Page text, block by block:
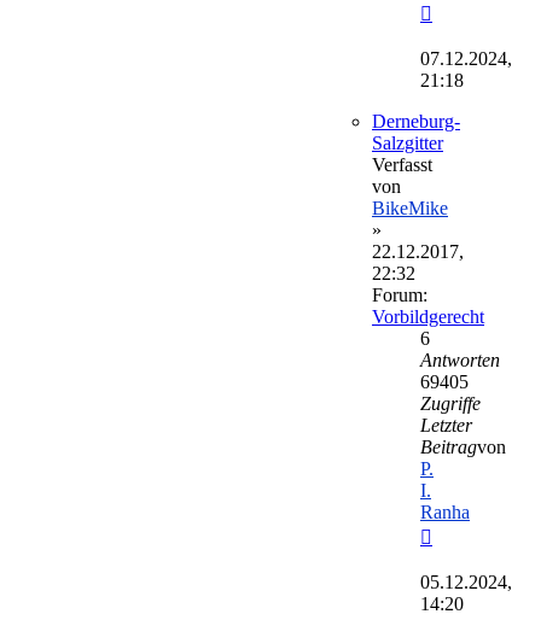
Beitrag
07.12.2024,
21:18
Derneburg-
Salzgitter
Verfasst
von
BikeMike
»
22.12.2017,
22:32
Forum:
Vorbildgerecht
6
Antworten
69405
Zugriffe
Letzter
Beitragvon
P.
I.
Ranha
Beitrag
05.12.2024,
14:20